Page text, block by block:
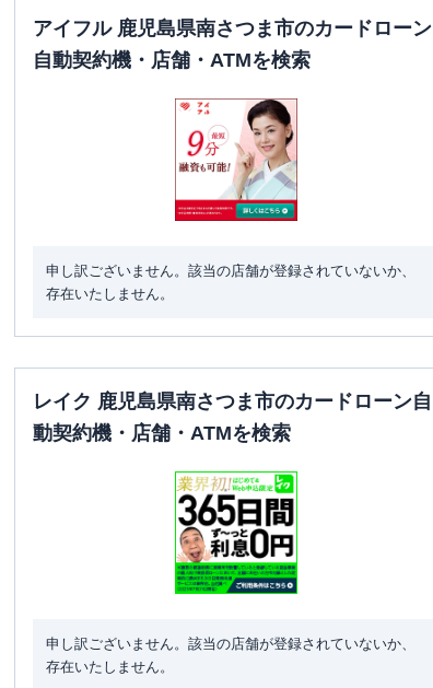
アイフル 鹿児島県南さつま市のカードローン
自動契約機・店舗・ATMを検索
申し訳ございません。該当の店舗が登録されていないか、
存在いたしません。
レイク 鹿児島県南さつま市のカードローン自
動契約機・店舗・ATMを検索
申し訳ございません。該当の店舗が登録されていないか、
存在いたしません。